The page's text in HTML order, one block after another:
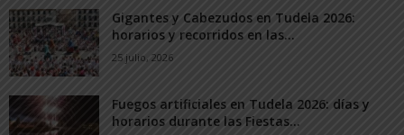
Gigantes y Cabezudos en Tudela 2026:
horarios y recorridos en las...
25 julio, 2026
Fuegos artificiales en Tudela 2026: días y
horarios durante las Fiestas...